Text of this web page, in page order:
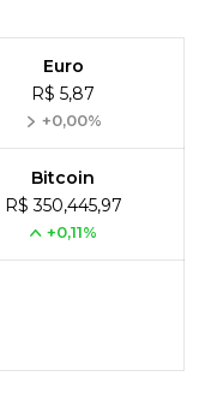
Euro
R$ 5,87
+0,00%
Bitcoin
R$ 350,445,97
+0,11%